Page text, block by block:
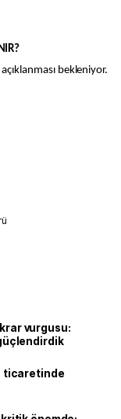
bekleniyor.
vurgusu:
güçlendirdik
ticaretinde